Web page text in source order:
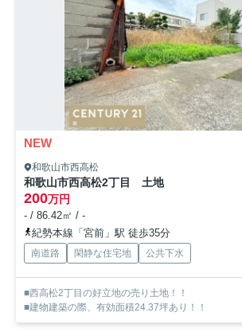
NEW
和歌山市西高松
和歌山市西高松2丁目 土地
200万円
- / 86.42㎡ / -
紀勢本線「宮前」駅 徒歩35分
南道路 閑静な住宅地 公共下水
■西高松2丁目の好立地の売り土地！！
■建物建築の際、有効面積24.37坪あり！！